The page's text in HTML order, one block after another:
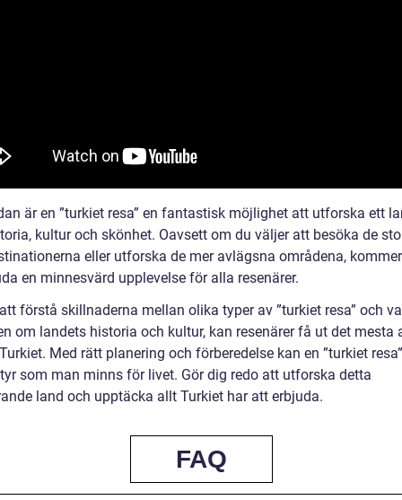
är en ”turkiet resa” en fantastisk möjlighet att utforska ett
kultur och skönhet. Oavsett om du väljer att besöka de
eller utforska de mer avlägsna områdena,
en minnesvärd upplevelse för alla resenärer.
förstå skillnaderna mellan olika typer av ”turkiet resa” och
om landets historia och kultur, kan resenärer få ut det mesta
Med rätt planering och förberedelse kan en ”turkiet
som man minns för livet. Gör dig redo att utforska detta
land och upptäcka allt Turkiet har att erbjuda.
FAQ